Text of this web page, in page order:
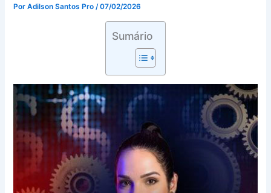
PorAdilson Santos Pro/07/02/2026
Sumário